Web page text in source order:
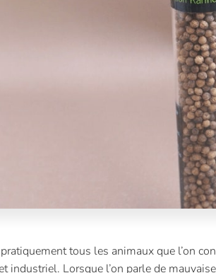
tous les animaux que l’on
industriel. Lorsque l’on parle de